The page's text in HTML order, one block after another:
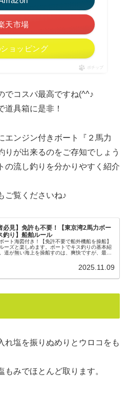
天市場
ョッピング
ポチップ
でコスパ最高ですね(^^♪
道具箱に是非！
エンジン付きボート『２馬力
りが出来るのをご存知でしょう
の流し釣りを分かりやすく紹介
ご覧くださいね♪
必見】免許も不要！【東京湾2馬力ボー
釣り】船舶ルール
ート海図付き！【免許不要で船外機船を操船】
ーズと楽しめます。ボートでキス釣りの基本紹
道が無い海上を操船すのは、爽快ですが、最低
2025.11.09
れ塩を振りぬめりとウロコをも
みでほとんど取ります。